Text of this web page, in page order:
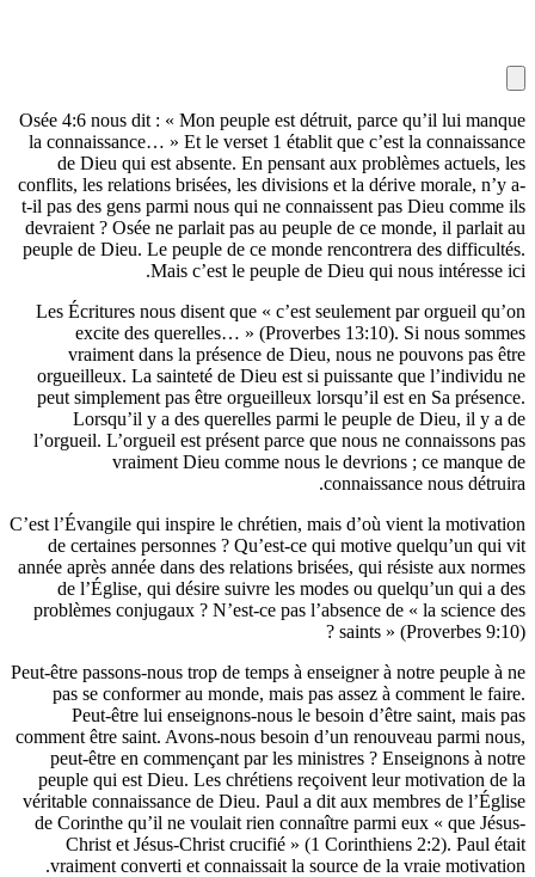
Osée 4:6 nous dit : « Mon peuple est
la connaissance… » Et le verset 1 établit
de Dieu qui est absente. En pensant
conflits, les relations brisées, les divisions
t-il pas des gens parmi nous qui ne
devraient ? Osée ne parlait pas au peuple
peuple de Dieu. Le peuple de ce monde
Mais c’est le peuple de
Les Écritures nous disent que « c’est
excite des querelles… »
vraiment dans la présence de Dieu,
orgueilleux. La sainteté de Dieu est si
peut simplement pas être orgueilleux
Lorsqu’il y a des querelles parmi
l’orgueil. L’orgueil est présent parce que
vraiment Dieu comme nous le
C’est l’Évangile qui inspire le chrétien,
de certaines personnes ? Qu’est-ce
année après année dans des relations
de l’Église, qui désire suivre les
problèmes conjugaux ? N’est-ce pas
Peut-être passons-nous trop de temps à
pas se conformer au monde, mais pas
Peut-être lui enseignons-nous le
comment être saint. Avons-nous besoin
peut-être en commençant par les
peuple qui est Dieu. Les chrétiens
véritable connaissance de Dieu. Paul a dit
de Corinthe qu’il ne voulait rien
Christ et Jésus-Christ crucifié » (1
vraiment converti et connaissait la